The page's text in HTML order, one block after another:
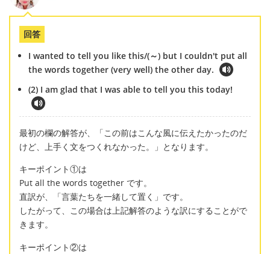
回答
I wanted to tell you like this/(～) but I couldn't put all
the words together (very well) the other day.
(2) I am glad that I was able to tell you this today!
最初の欄の解答が、「この前はこんな風に伝えたかったのだ
けど、上手く文をつくれなかった。」となります。
キーポイント①は
Put all the words together です。
直訳が、「言葉たちを一緒して置く」です。
したがって、この場合は上記解答のような訳にすることがで
きます。
キーポイント②は